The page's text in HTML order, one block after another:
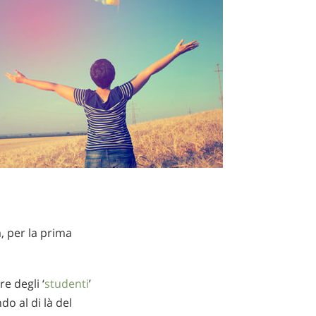
per la prima
degli ‘studenti’
al di là del